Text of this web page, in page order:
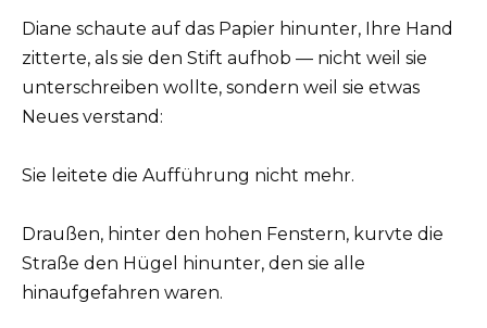
Diane schaute auf das Papier hinunter, Ihre Hand
zitterte, als sie den Stift aufhob — nicht weil sie
unterschreiben wollte, sondern weil sie etwas
Neues verstand:
Sie leitete die Aufführung nicht mehr.
Draußen, hinter den hohen Fenstern, kurvte die
Straße den Hügel hinunter, den sie alle
hinaufgefahren waren.